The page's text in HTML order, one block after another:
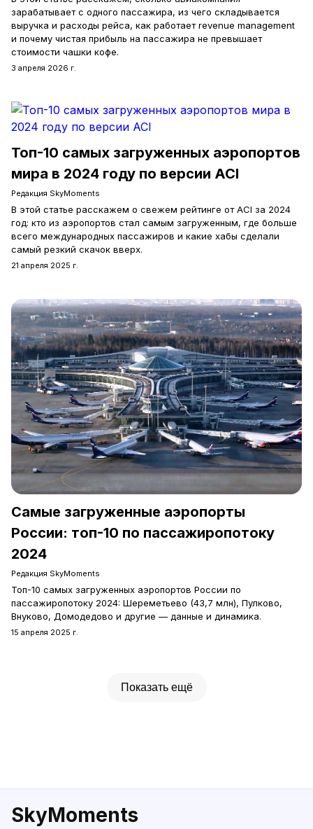
зарабатывает с одного пассажира, из чего складывается
выручка и расходы рейса, как работает revenue management
и почему чистая прибыль на пассажира не превышает
стоимости чашки кофе.
3 апреля 2026 г.
Топ-10 самых загруженных аэропортов
мира в 2024 году по версии ACI
Редакция SkyMoments
В этой статье расскажем о свежем рейтинге от ACI за 2024
год: кто из аэропортов стал самым загруженным, где больше
всего международных пассажиров и какие хабы сделали
самый резкий скачок вверх.
21 апреля 2025 г.
Самые загруженные аэропорты
России: топ-10 по пассажиропотоку
2024
Редакция SkyMoments
Топ-10 самых загруженных аэропортов России по
пассажиропотоку 2024: Шереметьево (43,7 млн), Пулково,
Внуково, Домодедово и другие — данные и динамика.
15 апреля 2025 г.
Показать ещё
SkyMoments